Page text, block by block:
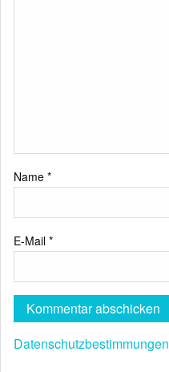
Name *
E-Mail *
Datenschutzbestimmungen